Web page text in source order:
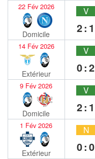
22 Fév 2026
Domicile
V
2:1
14 Fév 2026
Extérieur
V
0:2
9 Fév 2026
Domicile
V
2:1
1 Fév 2026
Extérieur
N
0:0